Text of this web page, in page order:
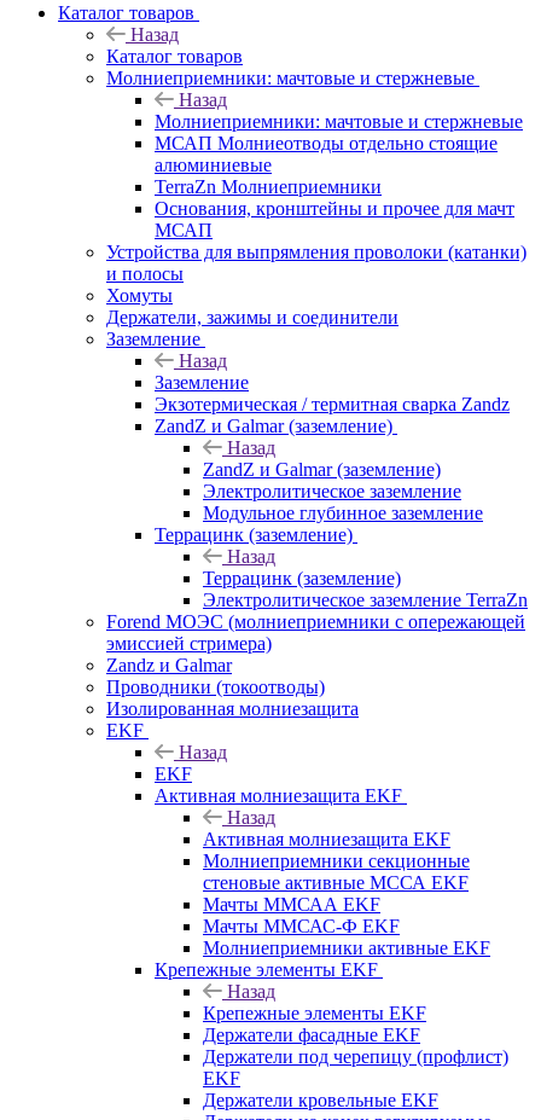
Каталог товаров
Назад
Каталог товаров
Молниеприемники: мачтовые и стержневые
Назад
Молниеприемники: мачтовые и стержневые
МСАП Молниеотводы отдельно стоящие
алюминиевые
TerraZn Молниеприемники
Основания, кронштейны и прочее для мачт
МСАП
Устройства для выпрямления проволоки (катанки)
и полосы
Хомуты
Держатели, зажимы и соединители
Заземление
Назад
Заземление
Экзотермическая / термитная сварка Zandz
ZandZ и Galmar (заземление)
Назад
ZandZ и Galmar (заземление)
Электролитическое заземление
Модульное глубинное заземление
Террацинк (заземление)
Назад
Террацинк (заземление)
Электролитическое заземление TerraZn
Forend МОЭС (молниеприемники с опережающей
эмиссией стримера)
Zandz и Galmar
Проводники (токоотводы)
Изолированная молниезащита
EKF
Назад
EKF
Активная молниезащита EKF
Назад
Активная молниезащита EKF
Молниеприемники секционные
стеновые активные МССА EKF
Мачты ММСАА EKF
Мачты ММСАС-Ф EKF
Молниеприемники активные EKF
Крепежные элементы EKF
Назад
Крепежные элементы EKF
Держатели фасадные EKF
Держатели под черепицу (профлист)
EKF
Держатели кровельные EKF